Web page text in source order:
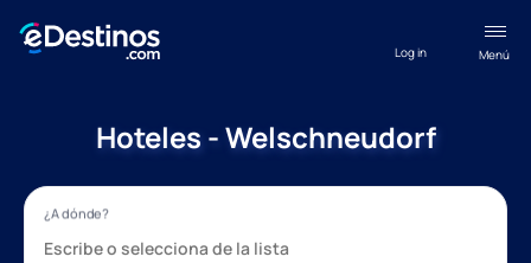
Menú
Log in
Hoteles - Welschneudorf